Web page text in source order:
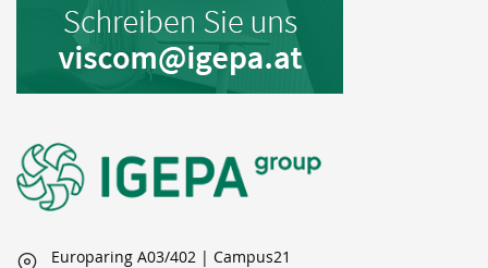
Europaring A03/402 | Campus21